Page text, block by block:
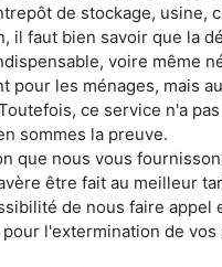
de stockage, usine,
il faut bien savoir que la
voire même
pour les ménages, mais
ce service n'a
sommes la preuve.
que nous vous
être fait au meilleur
de nous faire appel
l'extermination de vos